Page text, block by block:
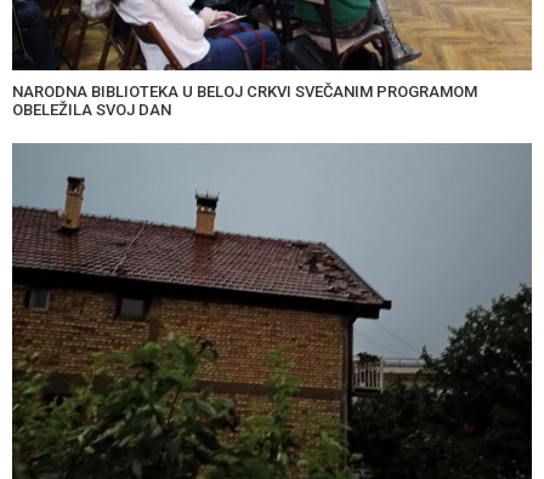
NARODNA BIBLIOTEKA U BELOJ CRKVI SVEČANIM PROGRAMOM
OBELEŽILA SVOJ DAN